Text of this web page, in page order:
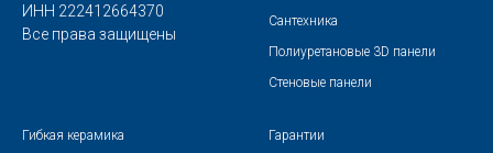
ИНН 222412664370
Все права защищены
Сантехника
Полиуретановые 3D панели
Стеновые панели
Гибкая керамика
Гарантии